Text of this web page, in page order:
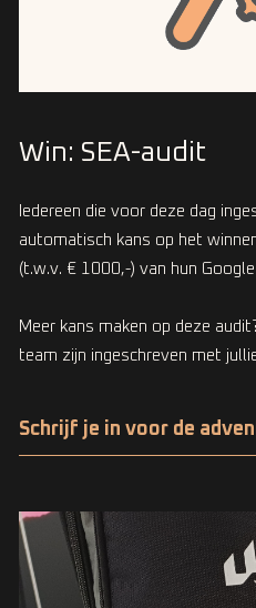
Win: SEA-audit
Iedereen die voor deze dag
automatisch kans op het
(t.w.v. € 1000,-) van hun
Meer kans maken op deze
team zijn ingeschreven met
Schrijf je in voor de